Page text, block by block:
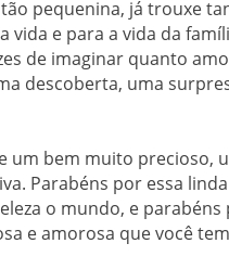
pequenina, já trouxe
vida e para a vida da
de imaginar quanto
descoberta, uma
um bem muito precioso,
Parabéns por essa
o mundo, e parabéns
e amorosa que você